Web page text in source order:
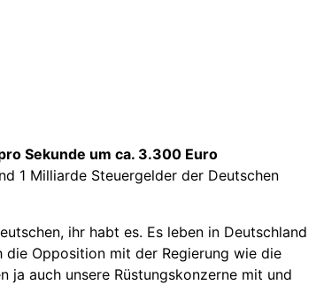
Sekunde um ca. 3.300 Euro
1 Milliarde Steuergelder der Deutschen
ihr habt es. Es leben in Deutschland
die Opposition mit der Regierung wie die
ja auch unsere Rüstungskonzerne mit und